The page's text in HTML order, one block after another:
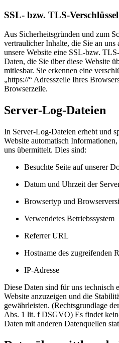
SSL- bzw. TLS-
Aus Sicherheitsgründen und zum
vertraulicher Inhalte, die Sie an uns
unsere Website eine SSL-bzw.
Daten, die Sie über diese Website
mitlesbar. Sie erkennen eine
„https://“ Adresszeile Ihres
Browserzeile.
Server-Log-Dateien
In Server-Log-Dateien erhebt und
Website automatisch
uns übermittelt. Dies sind:
Besuchte Seite auf unserer
Datum und Uhrzeit der
Browsertyp und
Verwendetes Betriebssystem
Referrer URL
Hostname des zugreifenden
IP-Adresse
Diese Daten sind für uns technisch
Website anzuzeigen und die
gewährleisten. (Rechtsgrundlage
Abs. 1 lit. f DSGVO) Es findet
Daten mit anderen Datenquellen